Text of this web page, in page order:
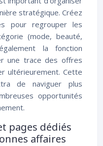
stratégique. Créez
pour regrouper les
(mode, beauté,
la fonction
une trace des offres
ultérieurement. Cette
de naviguer plus
opportunités
pages dédiés
affaires